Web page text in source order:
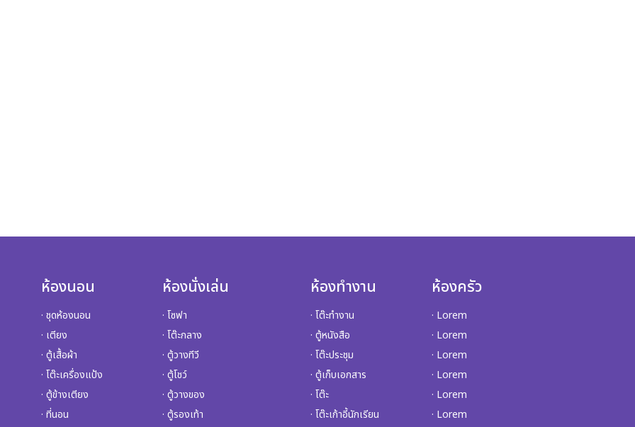
ห้องนอน
· ชุดห้องนอน
· เตียง
· ตู้เสื้อผ้า
· โต๊ะเครื่องแป้ง
· ตู้ข้างเตียง
· ที่นอน
ห้องนั่งเล่น
· โซฟา
· โต๊ะกลาง
· ตู้วางทีวี
· ตู้โชว์
· ตู้วางของ
· ตู้รองเท้า
ห้องทำงาน
· โต๊ะทำงาน
· ตู้หนังสือ
· โต๊ะประชุม
· ตู้เก็บเอกสาร
· โต๊ะ
· โต๊ะเก้าอี้นักเรียน
ห้องครัว
· Lorem
· Lorem
· Lorem
· Lorem
· Lorem
· Lorem